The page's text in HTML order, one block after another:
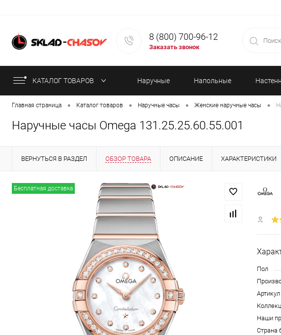
8 (800) 700-96-12
Заказать звонок
КАТАЛОГ ТОВАРОВ Наручные
часы
Напольные
Главная страница • Каталог товаров • Наручные часы • Женские наручные часы •
Наручные часы Omega 131.25.25.60.55.001
ВЕРНУТЬСЯ В РАЗДЕЛ ОБЗОР ТОВАРА ОПИСАНИЕ ХАРАКТЕРИСТИКИ
ИНФОРМАЦИЯ ОБ ОПЛАТЕ СТАТЬИ
Бесплатная доставка
Пол
Артикул
Наши
Страна